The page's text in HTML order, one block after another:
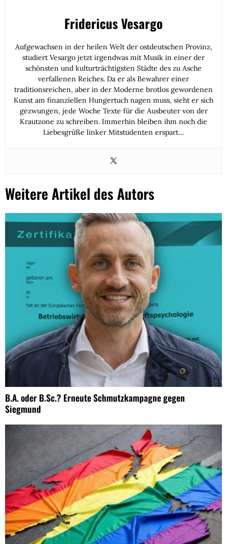
Fridericus Vesargo
Aufgewachsen in der heilen Welt der ostdeutschen Provinz,
studiert Vesargo jetzt irgendwas mit Musik in einer der
schönsten und kulturträchtigsten Städte des zu Asche
verfallenen Reiches. Da er als Bewahrer einer
traditionsreichen, aber in der Moderne brotlos gewordenen
Kunst am finanziellen Hungertuch nagen muss, sieht er sich
gezwungen, jede Woche Texte für die Ausbeuter von der
Krautzone zu schreiben. Immerhin bleiben ihm noch die
Liebesgrüße linker Mitstudenten erspart…
Weitere Artikel des Autors
B.A. oder B.Sc.? Erneute Schmutzkampagne gegen
Siegmund